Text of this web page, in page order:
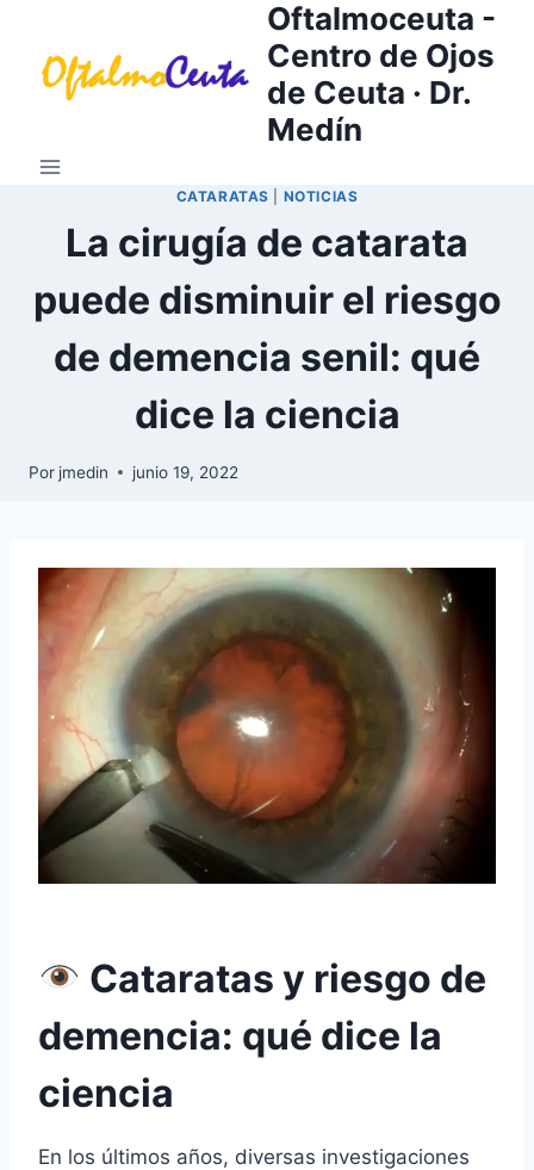
contenido
Oftalmoceuta -
Centro de Ojos
de Ceuta · Dr.
Medín
CATARATAS NOTICIAS
La cirugía de catarata
puede disminuir el riesgo
de demencia senil: qué
dice la ciencia
Por jmedin junio 19, 2022
Cataratas y riesgo de
demencia: qué dice la
ciencia
En los últimos años, diversas investigaciones